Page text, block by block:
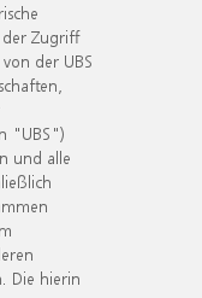
Zugriff
der UBS
"UBS")
und alle
Die hierin